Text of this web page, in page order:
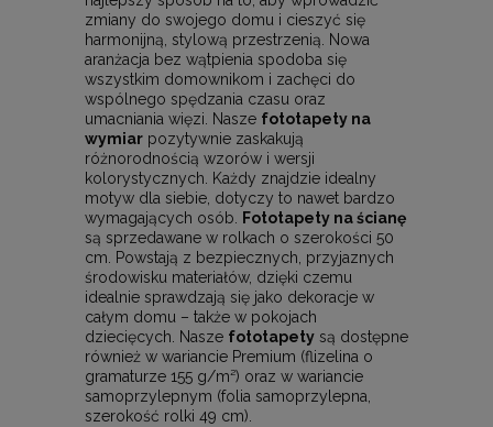
zmiany do swojego domu i cieszyć się
harmonijną, stylową przestrzenią. Nowa
aranżacja bez wątpienia spodoba się
wszystkim domownikom i zachęci do
wspólnego spędzania czasu oraz
umacniania więzi. Nasze fototapety na
wymiar pozytywnie zaskakują
różnorodnością wzorów i wersji
kolorystycznych. Każdy znajdzie idealny
motyw dla siebie, dotyczy to nawet bardzo
wymagających osób.
Fototapety na ścianę
są sprzedawane w rolkach o szerokości 50
cm. Powstają z bezpiecznych, przyjaznych
środowisku materiałów, dzięki czemu
idealnie sprawdzają się jako dekoracje w
całym domu – także w pokojach
dziecięcych. Nasze fototapety są dostępne
również w wariancie Premium (flizelina o
gramaturze 155 g/m²) oraz w wariancie
samoprzylepnym (folia samoprzylepna,
szerokość rolki 49 cm).